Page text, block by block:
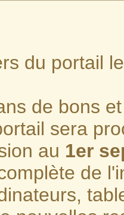
du portail
de bons
sera
au 1er
de